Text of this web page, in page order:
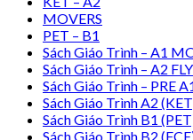
MOVERS
PET – B1
Sách Giáo Trình – A1
Sách Giáo Trình – A2
Sách Giáo Trình – PRE
Sách Giáo Trình A2
Sách Giáo Trình B1
Sách Giáo Trình B2